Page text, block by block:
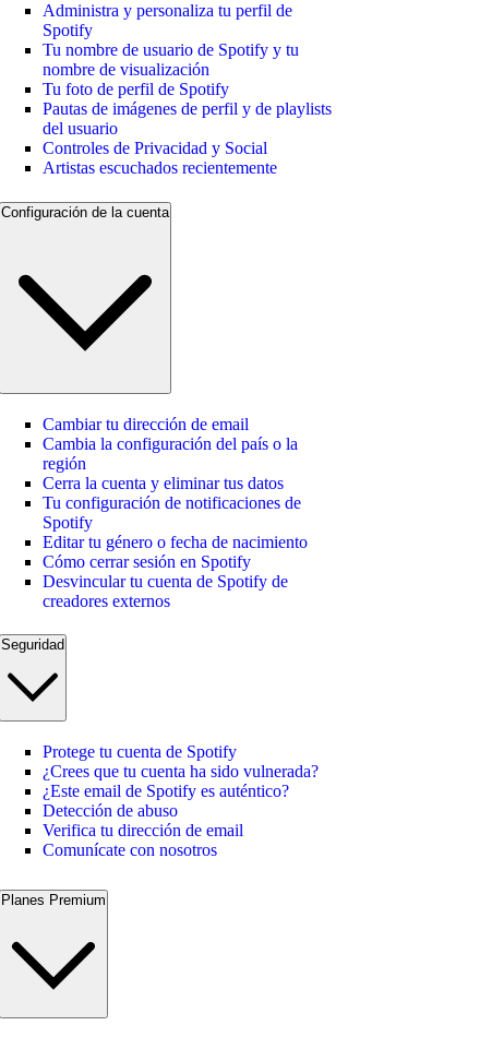
Administra y personaliza tu perfil de
Spotify
Tu nombre de usuario de Spotify y tu
nombre de visualización
Tu foto de perfil de Spotify
Pautas de imágenes de perfil y de playlists
del usuario
Controles de Privacidad y Social
Artistas escuchados recientemente
Configuración de la cuenta
Cambiar tu dirección de email
Cambia la configuración del país o la
región
Cerra la cuenta y eliminar tus datos
Tu configuración de notificaciones de
Spotify
Editar tu género o fecha de nacimiento
Cómo cerrar sesión en Spotify
Desvincular tu cuenta de Spotify de
creadores externos
Seguridad
Protege tu cuenta de Spotify
¿Crees que tu cuenta ha sido vulnerada?
¿Este email de Spotify es auténtico?
Detección de abuso
Verifica tu dirección de email
Comunícate con nosotros
Planes Premium